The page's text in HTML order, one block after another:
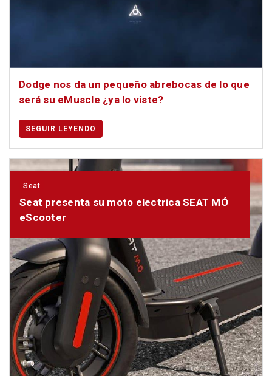
Dodge nos da un pequeño abrebocas de lo que
será su eMuscle ¿ya lo viste?
SEGUIR LEYENDO
Seat
Seat presenta su moto electrica SEAT MÓ
eScooter